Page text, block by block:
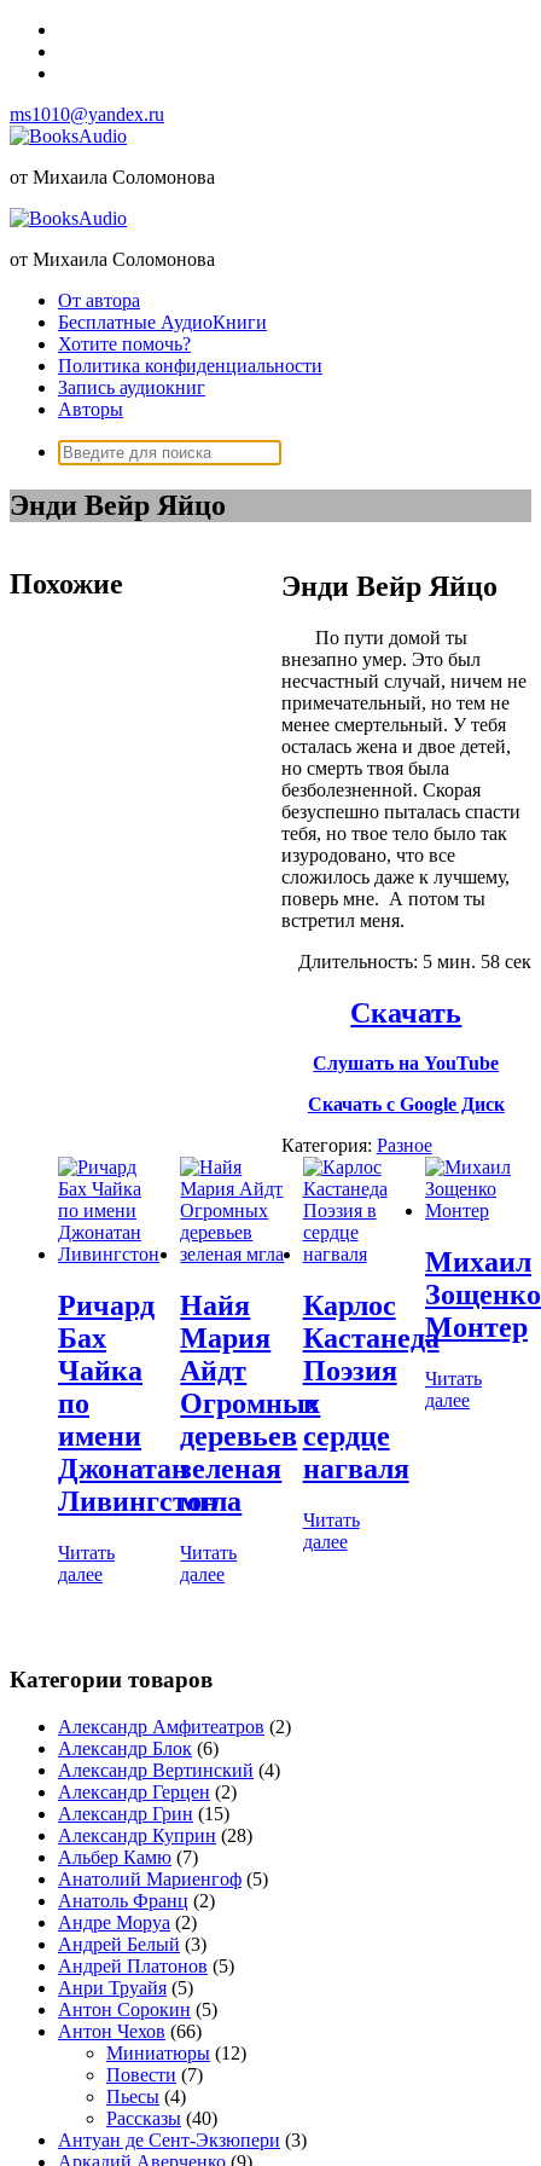
Перейти
содержимому
ms1010@yandex.ru
от Михаила Соломонова
от Михаила Соломонова
От автора
Бесплатные АудиоКниги
Хотите помочь?
Политика конфиденциальности
Запись аудиокниг
Авторы
Поиск:
Энди Вейр Яйцо
Энди Вейр Яйцо
По пути домой ты
внезапно умер. Это был
несчастный случай, ничем не
примечательный, но тем не
менее смертельный. У тебя
осталась жена и двое детей,
но смерть твоя была
безболезненной. Скорая
безуспешно пыталась спасти
тебя, но твое тело было так
изуродовано, что все
сложилось даже к лучшему,
поверь мне. А потом ты
встретил меня.
Длительность: 5 мин. 58 сек
Скачать
Слушать на YouTube
Скачать с Google Диск
Категория: Разное
Похожие
Ричард
Бах
Чайка
по
имени
Джонатан
Ливингстон
Читать
далее
Найя
Мария
Айдт
Огромных
деревьев
зеленая
мгла
Читать
далее
Карлос
Кастанеда
Поэзия
в
сердце
нагваля
Читать
далее
Михаил
Зощенко
Монтер
Читать
далее
Категории товаров
Александр Амфитеатров (2)
Александр Блок (6)
Александр Вертинский (4)
Александр Герцен (2)
Александр Грин (15)
Александр Куприн (28)
Альбер Камю (7)
Анатолий Мариенгоф (5)
Анатоль Франц (2)
Андре Моруа (2)
Андрей Белый (3)
Андрей Платонов (5)
Анри Труайя (5)
Антон Сорокин (5)
Антон Чехов (66)
Миниатюры (12)
Повести (7)
Пьесы (4)
Рассказы (40)
Антуан де Сент-Экзюпери (3)
Аркадий Аверченко (9)